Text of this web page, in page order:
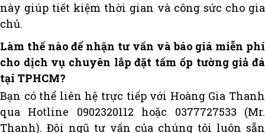
này giúp tiết kiệm thời gian và công sức cho gia
chủ.
Làm thế nào để nhận tư vấn và báo giá miễn phí
cho dịch vụ chuyên lắp đặt tấm ốp tường giả đá
tại TPHCM?
Bạn có thể liên hệ trực tiếp với Hoàng Gia Thanh
qua Hotline 0902320112 hoặc 0377727533 (Mr.
Thanh). Đội ngũ tư vấn của chúng tôi luôn sẵn